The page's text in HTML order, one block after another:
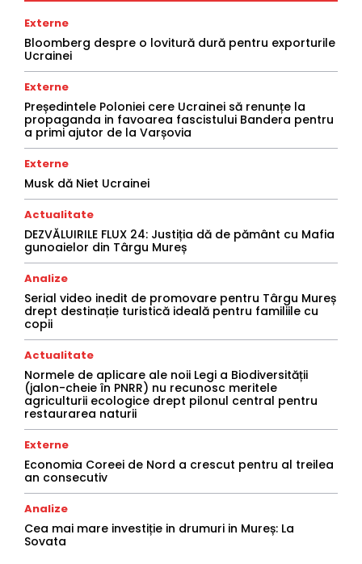
Externe
Bloomberg despre o lovitură dură pentru exporturile
Ucrainei
Externe
Președintele Poloniei cere Ucrainei să renunțe la
propaganda in favoarea fascistului Bandera pentru
a primi ajutor de la Varșovia
Externe
Musk dă Niet Ucrainei
Actualitate
DEZVĂLUIRILE FLUX 24: Justiția dă de pământ cu Mafia
gunoaielor din Târgu Mureș
Analize
Serial video inedit de promovare pentru Târgu Mureș
drept destinație turistică ideală pentru familiile cu
copii
Actualitate
Normele de aplicare ale noii Legi a Biodiversității
(jalon-cheie în PNRR) nu recunosc meritele
agriculturii ecologice drept pilonul central pentru
restaurarea naturii
Externe
Economia Coreei de Nord a crescut pentru al treilea
an consecutiv
Analize
Cea mai mare investiție in drumuri in Mureș: La
Sovata